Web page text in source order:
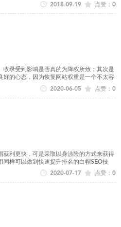
点赞：0
2018-09-19
录受到影响是否真的为降权所致；其次是
的心态，因为恢复网站权重是一个不太容
点赞：0
2020-06-05
获利更快，可是采取以身涉险的方式来获得
样可以做到快速提升排名的白帽SEO技
点赞：0
2020-07-17